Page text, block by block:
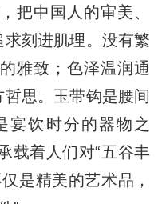
中国人的审美、
求刻进肌理。没有繁
雅致；色泽温润通
哲思。玉带钩是腰间
宴饮时分的器物之
载着人们对“五谷丰
是精美的艺术品，